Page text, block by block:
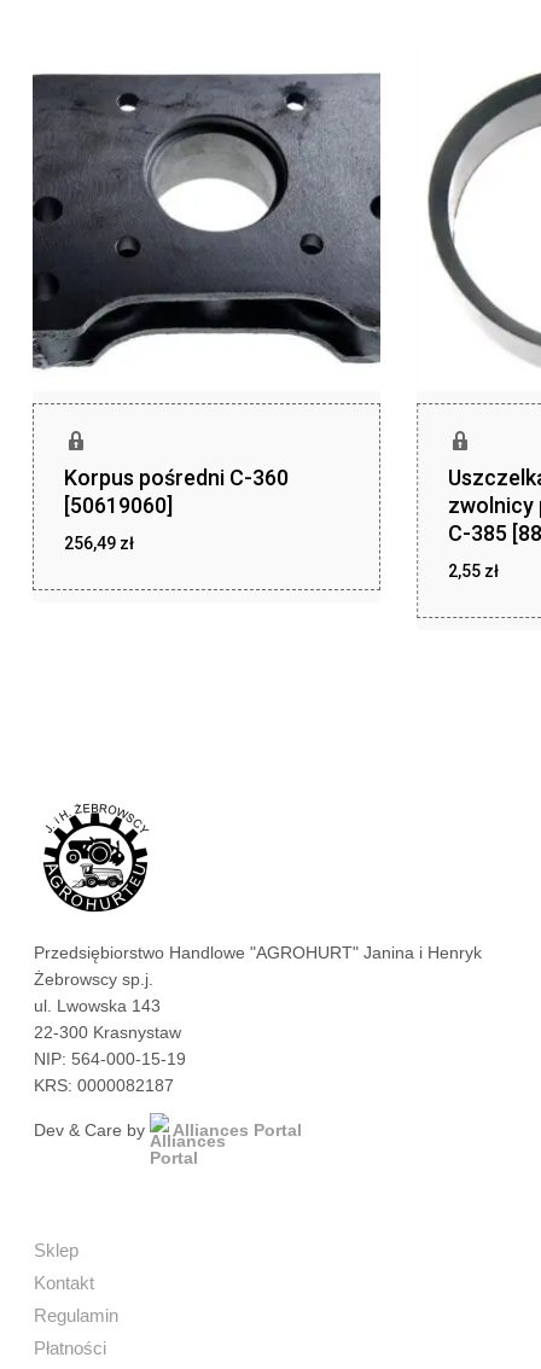
Korpus pośredni C-360
[50619060]
256,49 zł
zwolnicy
C-385
2,55 zł
Przedsiębiorstwo Handlowe "AGROHURT" Janina i Henryk
Żebrowscy sp.j.
ul. Lwowska 143
22-300 Krasnystaw
NIP: 564-000-15-19
KRS: 0000082187
Dev & Care by Alliances Portal
Sklep
Kontakt
Regulamin
Płatności